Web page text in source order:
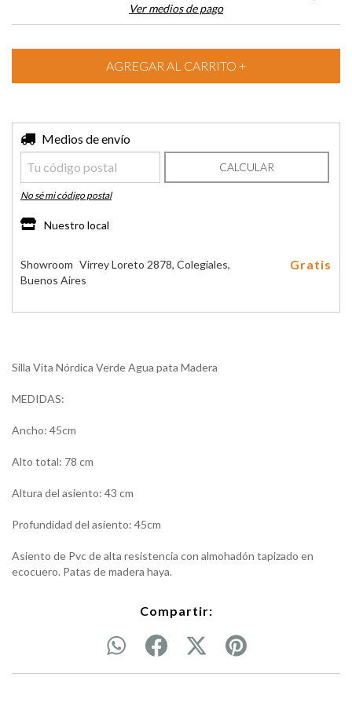
Ver medios de pago
Entregas para el CP:
Medios de envío
CALCULAR
No sé mi código postal
Nuestro local
Showroom Virrey Loreto 2878, Colegiales,
Buenos Aires
Gratis
Silla Vita Nórdica Verde Agua pata Madera
MEDIDAS:
Ancho: 45cm
Alto total: 78 cm
Altura del asiento: 43 cm
Profundidad del asiento: 45cm
Asiento de Pvc de alta resistencia con almohadón tapizado en
ecocuero. Patas de madera haya.
Compartir: